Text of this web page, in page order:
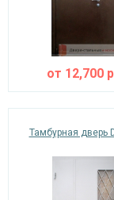
от 12,700
Тамбурная дверь